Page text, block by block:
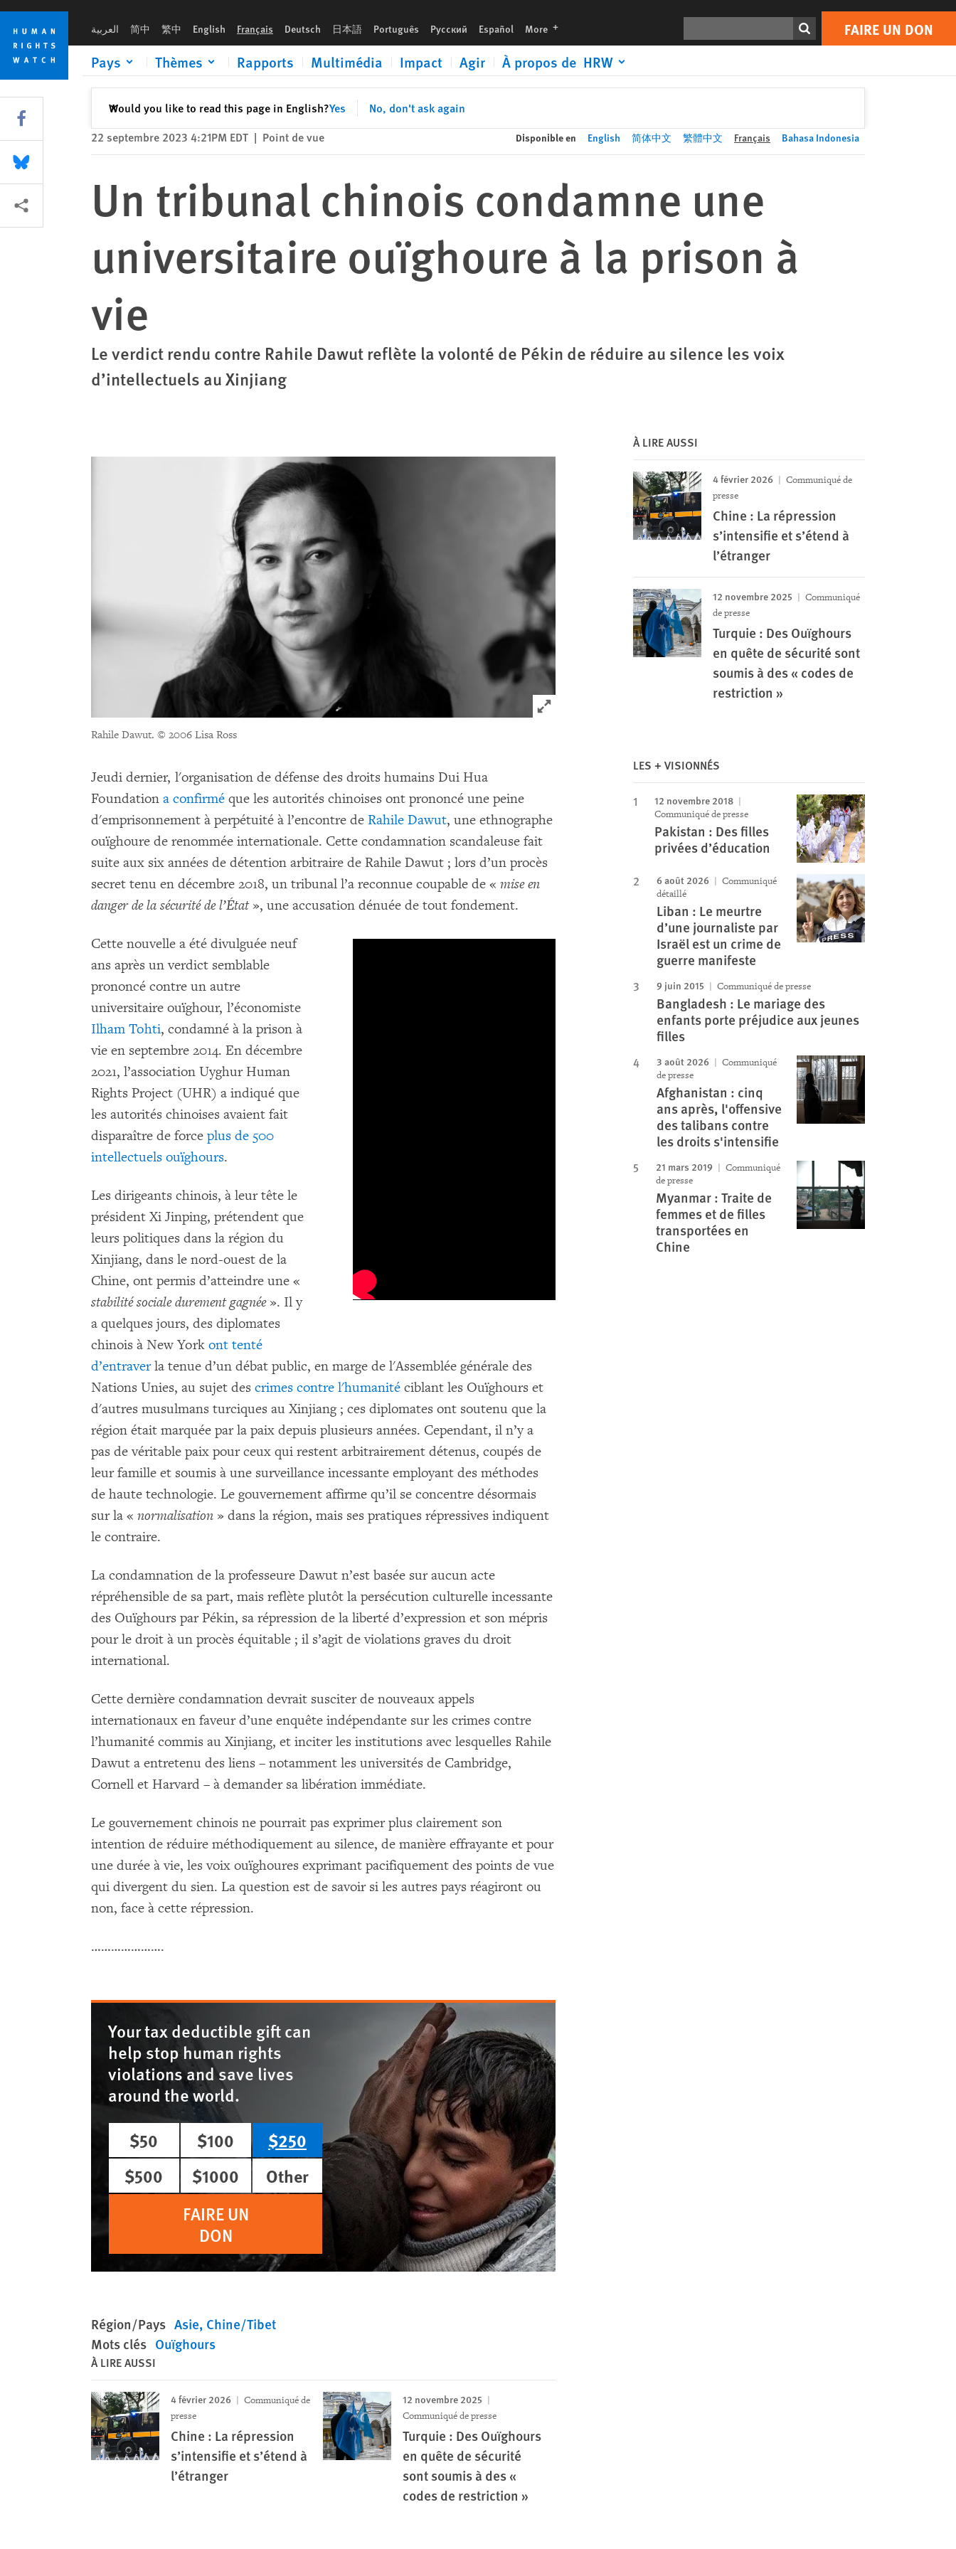
Skip
cookie
privacy
notice
Skip
main
content
العربية 简中 繁中 English Français Deutsch 日本語 Português Русский Español More languages FAIRE UN DON
Pays Thèmes Rapports Multimédia Impact Agir À propos de HRW
Would you like to read this page in English?Yes No, don't ask again
✕Fermer
Print FAIRE UN DON
22 septembre 2023 4:21PM EDT | Point de vue Disponible en English 简体中文 繁體中文 Français Bahasa Indonesia
Un tribunal chinois condamne une
universitaire ouïghoure à la prison à
vie
Le verdict rendu contre Rahile Dawut reflète la volonté de Pékin de réduire au silence les voix
d’intellectuels au Xinjiang
Click to expand Image
Rahile Dawut. © 2006 Lisa Ross
Jeudi dernier, l'organisation de défense des droits humains Dui Hua
Foundation a confirmé que les autorités chinoises ont prononcé une peine
d'emprisonnement à perpétuité à l’encontre de Rahile Dawut, une ethnographe
ouïghoure de renommée internationale. Cette condamnation scandaleuse fait
suite aux six années de détention arbitraire de Rahile Dawut ; lors d’un procès
secret tenu en décembre 2018, un tribunal l’a reconnue coupable de « mise en
danger de la sécurité de l’État», une accusation dénuée de tout fondement.
Cette nouvelle a été divulguée neuf
ans après un verdict semblable
prononcé contre un autre
universitaire ouïghour, l’économiste
Ilham Tohti, condamné à la prison à
vie en septembre 2014. En décembre
2021, l’association Uyghur Human
Rights Project (UHR) a indiqué que
les autorités chinoises avaient fait
disparaître de force plus de 500
intellectuels ouïghours.
Les dirigeants chinois, à leur tête le
président Xi Jinping, prétendent que
leurs politiques dans la région du
Xinjiang, dans le nord-ouest de la
Chine, ont permis d’atteindre une «
stabilité sociale durement gagnée». Il y
a quelques jours, des diplomates
chinois à New York ont tenté
d’entraverla tenue d’un débat public, en marge de l'Assemblée générale des
Nations Unies, au sujet des crimes contre l'humanité ciblant les Ouïghours et
d'autres musulmans turciques au Xinjiang ; ces diplomates ont soutenu que la
région était marquée par la paix depuis plusieurs années. Cependant, il n’y a
pas de véritable paix pour ceux qui restent arbitrairement détenus, coupés de
leur famille et soumis à une surveillance incessante employant des méthodes
de haute technologie. Le gouvernement affirme qu’il se concentre désormais
sur la « normalisation » dans la région, mais ses pratiques répressives indiquent
le contraire.
La condamnation de la professeure Dawut n’est basée sur aucun acte
répréhensible de sa part, mais reflète plutôt la persécution culturelle incessante
des Ouïghours par Pékin, sa répression de la liberté d’expression et son mépris
pour le droit à un procès équitable ; il s’agit de violations graves du droit
international.
Cette dernière condamnation devrait susciter de nouveaux appels
internationaux en faveur d’une enquête indépendante sur les crimes contre
l’humanité commis au Xinjiang, et inciter les institutions avec lesquelles Rahile
Dawut a entretenu des liens – notamment les universités de Cambridge,
Cornell et Harvard – à demander sa libération immédiate.
Le gouvernement chinois ne pourrait pas exprimer plus clairement son
intention de réduire méthodiquement au silence, de manière effrayante et pour
une durée à vie, les voix ouïghoures exprimant pacifiquement des points de vue
qui divergent du sien. La question est de savoir si les autres pays réagiront ou
non, face à cette répression.
………………….
Your tax deductible gift can
help stop human rights
violations and save lives
around the world.
$50
$100
$250
$500
$1000
Other
FAIRE UN
DON
Région/Pays Asie Chine/Tibet
Mots clés Ouïghours
À LIRE AUSSI
4 février 2026
Communiqué de
presse
Chine : La répression
s’intensifie et s’étend à
l’étranger
12 novembre 2025
Communiqué de presse
Turquie : Des Ouïghours
en quête de sécurité
sont soumis à des «
codes de restriction »
À LIRE AUSSI
4 février 2026
Communiqué de
presse
Chine : La répression
s’intensifie et s’étend à
l’étranger
12 novembre 2025
Communiqué
de presse
Turquie : Des Ouïghours
en quête de sécurité sont
soumis à des « codes de
restriction »
LES + VISIONNÉS
12 novembre 2018
Communiqué de presse
Pakistan : Des filles
privées d’éducation
6 août 2026
Communiqué
détaillé
Liban : Le meurtre
d’une journaliste par
Israël est un crime de
guerre manifeste
9 juin 2015 Communiqué de presse
Bangladesh : Le mariage des
enfants porte préjudice aux jeunes
filles
3 août 2026
Communiqué
de presse
Afghanistan : cinq
ans après, l'offensive
des talibans contre
les droits s'intensifie
21 mars 2019
Communiqué
de presse
Myanmar : Traite de
femmes et de filles
transportées en
Chine
Share this via Facebook
Share this via Bluesky
Share this via Partagez